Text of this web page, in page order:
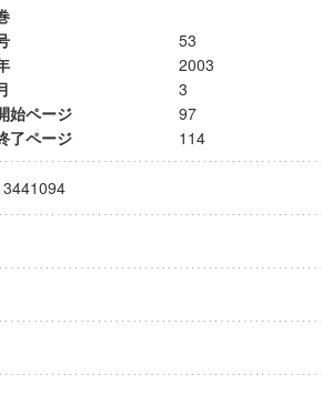
53
2003
3
始ページ
97
了ページ
114